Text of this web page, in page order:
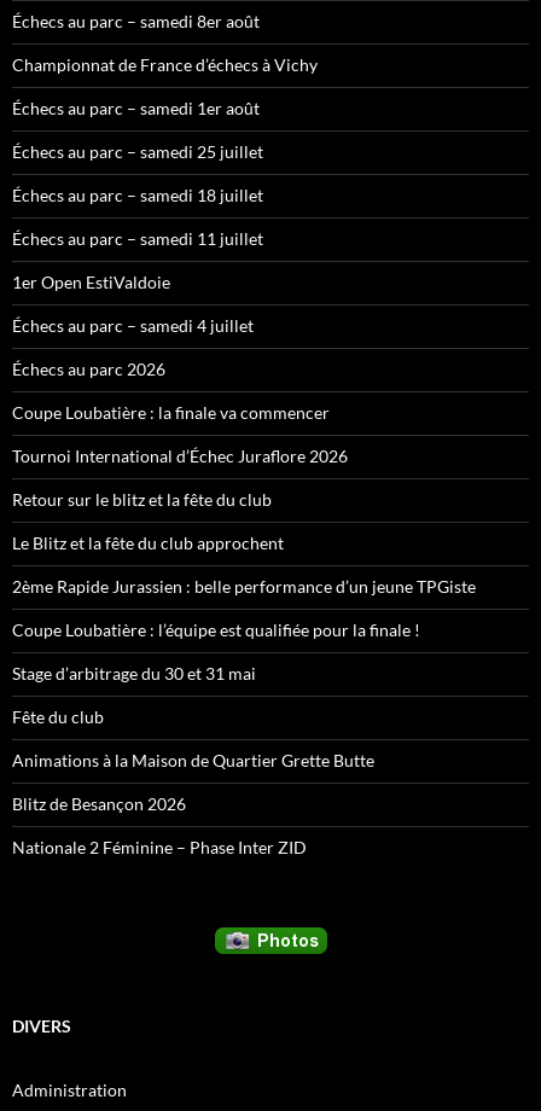
Échecs au parc – samedi 8er août
Championnat de France d’échecs à Vichy
Échecs au parc – samedi 1er août
Échecs au parc – samedi 25 juillet
Échecs au parc – samedi 18 juillet
Échecs au parc – samedi 11 juillet
1er Open EstiValdoie
Échecs au parc – samedi 4 juillet
Échecs au parc 2026
Coupe Loubatière : la finale va commencer
Tournoi International d’Échec Juraflore 2026
Retour sur le blitz et la fête du club
Le Blitz et la fête du club approchent
2ème Rapide Jurassien : belle performance d’un jeune TPGiste
Coupe Loubatière : l’équipe est qualifiée pour la finale !
Stage d’arbitrage du 30 et 31 mai
Fête du club
Animations à la Maison de Quartier Grette Butte
Blitz de Besançon 2026
Nationale 2 Féminine – Phase Inter ZID
DIVERS
Administration